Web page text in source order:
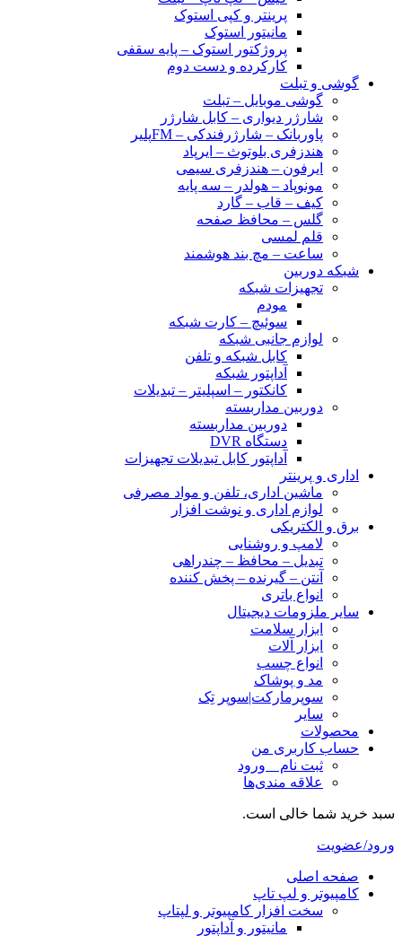
پرینتر و کپی استوک
مانیتور استوک
پروژکتور استوک – پایه سقفی
کارکرده و دست دوم
گوشی و تبلت
گوشی موبایل – تبلت
شارژر دیواری – کابل شارژر
پاوربانک – شارژرفندکی – FMپلیر
هندزفری بلوتوث – ایرپاد
ایرفون – هندزفری سیمی
مونوپاد – هولدر – سه پایه
کیف – قاب – گارد
گلس – محافظ صفحه
قلم لمسی
ساعت – مچ بند هوشمند
شبکه دوربین
تجهیزات شبکه
مودم
سوئیچ – کارت شبکه
لوازم جانبی شبکه
کابل شبکه و تلفن
آداپتور شبکه
کانکتور – اسپلیتر – تبدیلات
دوربین مداربسته
دوربین مداربسته
دستگاه DVR
آداپتور کابل تبدیلات تجهیزات
اداری و پرینتر
ماشین اداری، تلفن و مواد مصرفی
لوازم اداری و نوشت افزار
برق و الکتریکی
لامپ و روشنایی
تبدیل – محافظ – چندراهی
آنتن – گیرنده – پخش کننده
انواع باتری
سایر ملزومات دیجیتال
ابزار سلامت
ابزار آلات
انواع چسب
مد و پوشاک
سوپرمارکت|سوپر تِک
سایر
محصولات
حساب کاربری من
ثبت نام _ ورود
علاقه مندی‌ها
سبد خرید شما خالی است.
ورود/عضویت
صفحه اصلی
کامپیوتر و‌‌‌‌‌ لپ تاپ
سخت افزار کامپیوتر و لپتاپ
مانیتور و آداپتور